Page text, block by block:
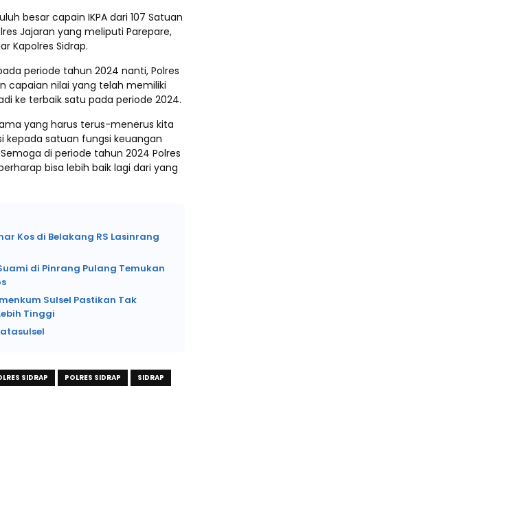
besar capain IKPA dari 107 Satuan
Jajaran yang meliputi Parepare,
Kapolres Sidrap.
periode tahun 2024 nanti, Polres
capaian nilai yang telah memiliki
ke terbaik satu pada periode 2024.
yang harus terus-menerus kita
kepada satuan fungsi keuangan
di periode tahun 2024 Polres
bisa lebih baik lagi dari yang
Kos di Belakang RS Lasinrang
di Pinrang Pulang Temukan
Sulsel Pastikan Tak
Tinggi
SIDRAP POLRES SIDRAP SIDRAP